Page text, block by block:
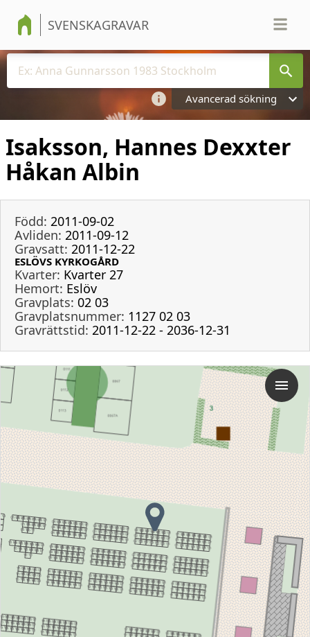
SVENSKAGRAVAR
Avancerad sökning
Isaksson, Hannes Dexxter
Håkan Albin
Född: 2011-09-02
Avliden: 2011-09-12
Gravsatt: 2011-12-22
ESLÖVS KYRKOGÅRD
Kvarter: Kvarter 27
Hemort: Eslöv
Gravplats: 02 03
Gravplatsnummer: 1127 02 03
Gravrättstid: 2011-12-22 - 2036-12-31